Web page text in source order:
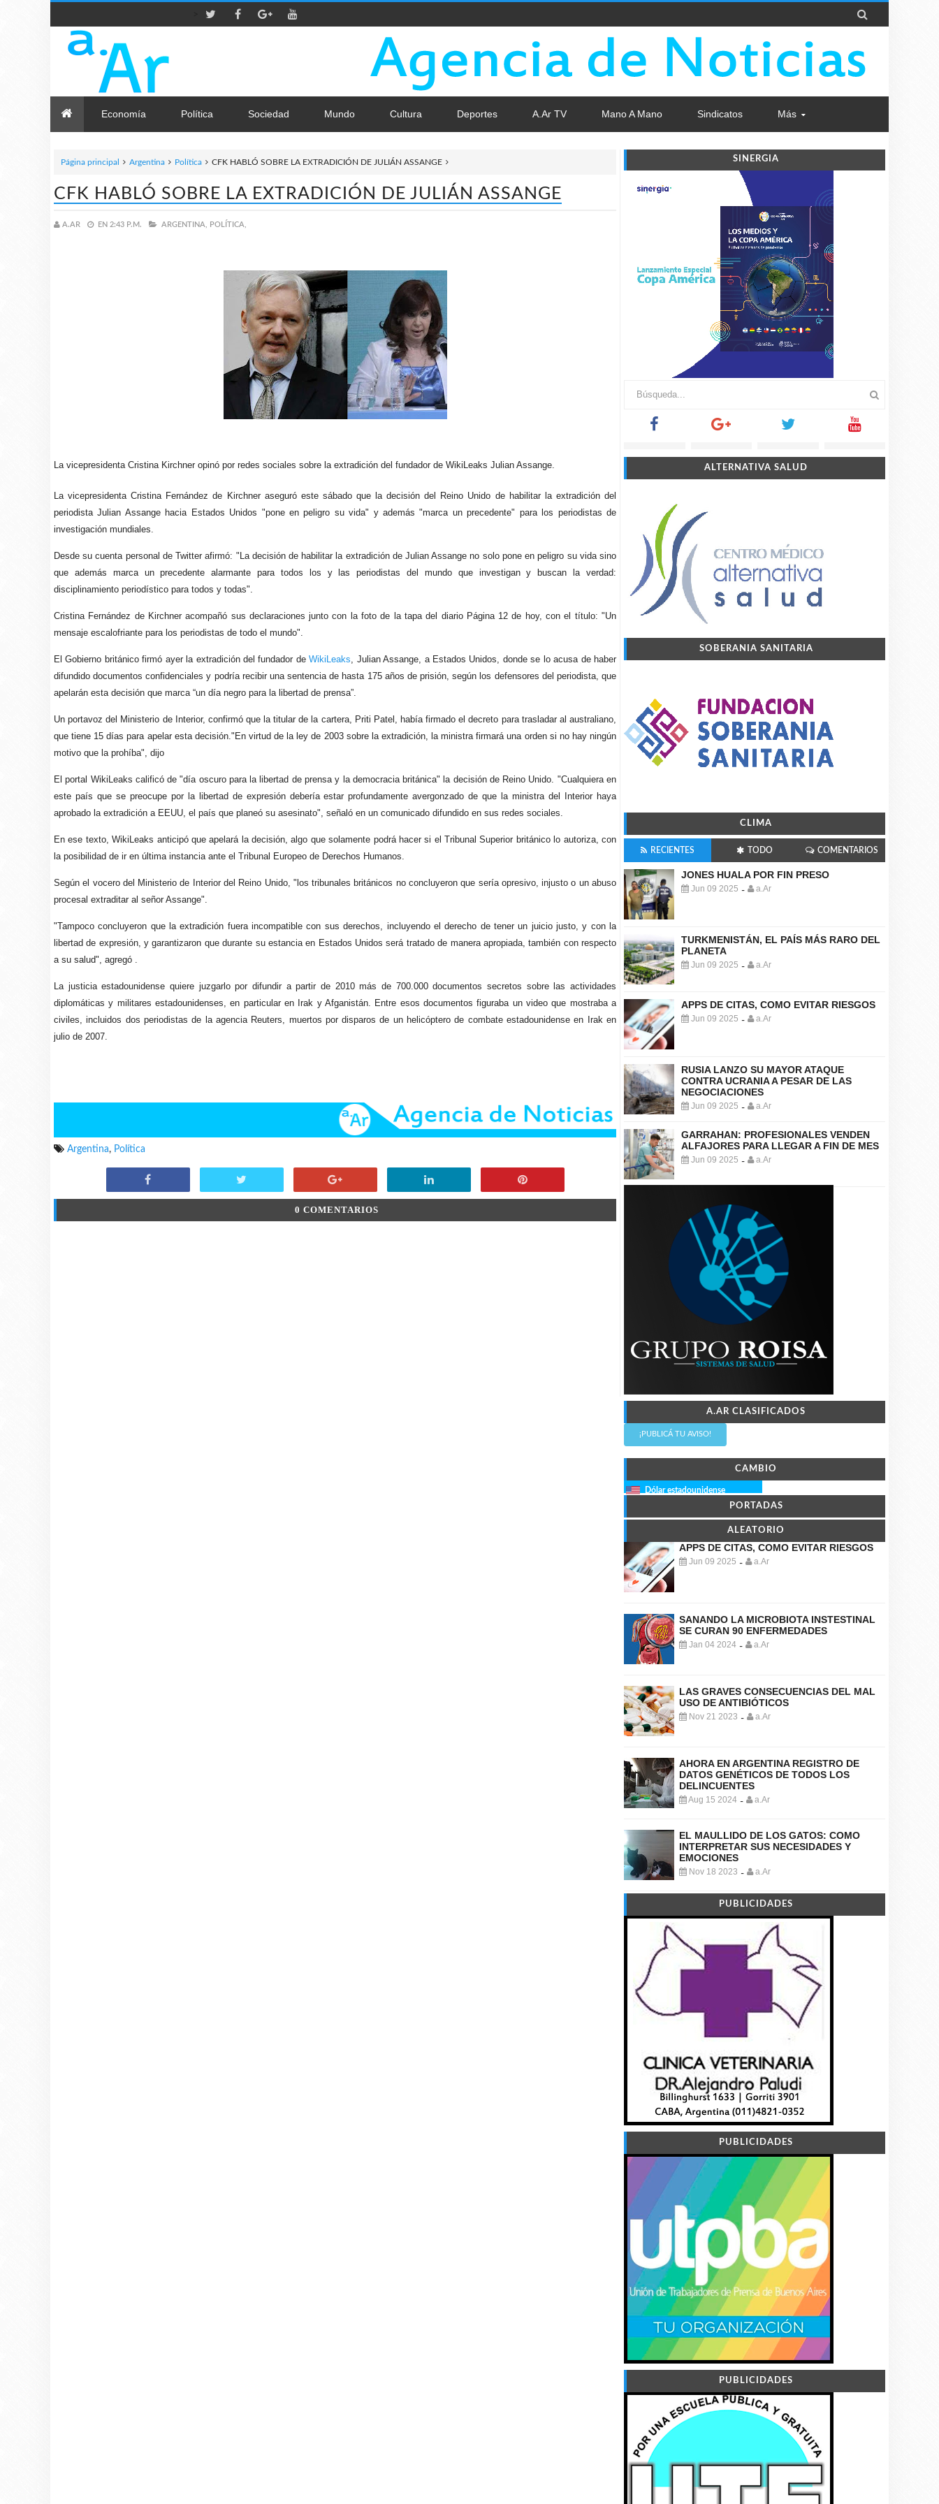

Economía Política Sociedad Mundo Cultura Deportes A.Ar TV Mano A Mano Sindicatos Más
Página principal Argentina Política CFK HABLÓ SOBRE LA EXTRADICIÓN DE JULIÁN ASSANGE
CFK HABLÓ SOBRE LA EXTRADICIÓN DE JULIÁN ASSANGE
A.AR EN 2:43 P.M. ARGENTINA, POLÍTICA,
La vicepresidenta Cristina Kirchner opinó por redes sociales sobre la extradición del fundador de WikiLeaks Julian Assange.
La vicepresidenta Cristina Fernández de Kirchner aseguró este sábado que la decisión del Reino Unido de habilitar la extradición del
periodista Julian Assange hacia Estados Unidos "pone en peligro su vida" y además "marca un precedente" para los periodistas de
investigación mundiales.
Desde su cuenta personal de Twitter afirmó: "La decisión de habilitar la extradición de Julian Assange no solo pone en peligro su vida sino
que además marca un precedente alarmante para todos los y las periodistas del mundo que investigan y buscan la verdad:
disciplinamiento periodístico para todos y todas".
Cristina Fernández de Kirchner acompañó sus declaraciones junto con la foto de la tapa del diario Página 12 de hoy, con el título: "Un
mensaje escalofriante para los periodistas de todo el mundo".
El Gobierno británico firmó ayer la extradición del fundador deWikiLeaks, Julian Assange, a Estados Unidos, donde se lo acusa de haber
difundido documentos confidenciales y podría recibir una sentencia de hasta 175 años de prisión, según los defensores del periodista, que
apelarán esta decisión que marca “un día negro para la libertad de prensa”.
Un portavoz del Ministerio de Interior, confirmó que la titular de la cartera, Priti Patel, había firmado el decreto para trasladar al australiano,
que tiene 15 días para apelar esta decisión."En virtud de la ley de 2003 sobre la extradición, la ministra firmará una orden si no hay ningún
motivo que la prohíba", dijo
El portal WikiLeaks calificó de "día oscuro para la libertad de prensa y la democracia británica" la decisión de Reino Unido. "Cualquiera en
este país que se preocupe por la libertad de expresión debería estar profundamente avergonzado de que la ministra del Interior haya
aprobado la extradición a EEUU, el país que planeó su asesinato", señaló en un comunicado difundido en sus redes sociales.
En ese texto, WikiLeaks anticipó que apelará la decisión, algo que solamente podrá hacer si el Tribunal Superior británico lo autoriza, con
la posibilidad de ir en última instancia ante el Tribunal Europeo de Derechos Humanos.
Según el vocero del Ministerio de Interior del Reino Unido, "los tribunales británicos no concluyeron que sería opresivo, injusto o un abuso
procesal extraditar al señor Assange".
"Tampoco concluyeron que la extradición fuera incompatible con sus derechos, incluyendo el derecho de tener un juicio justo, y con la
libertad de expresión, y garantizaron que durante su estancia en Estados Unidos será tratado de manera apropiada, también con respecto
a su salud", agregó .
La justicia estadounidense quiere juzgarlo por difundir a partir de 2010 más de 700.000 documentos secretos sobre las actividades
diplomáticas y militares estadounidenses, en particular en Irak y Afganistán. Entre esos documentos figuraba un video que mostraba a
civiles, incluidos dos periodistas de la agencia Reuters, muertos por disparos de un helicóptero de combate estadounidense en Irak en
julio de 2007.
Argentina, Política
0 COMENTARIOS
SINERGIA
ALTERNATIVA SALUD
SOBERANIA SANITARIA
CLIMA
RECIENTES TODO COMENTARIOS
JONES HUALA POR FIN PRESO
Jun 09 2025 - a.Ar
TURKMENISTÁN, EL PAÍS MÁS RARO DEL
PLANETA
Jun 09 2025 - a.Ar
APPS DE CITAS, COMO EVITAR RIESGOS
Jun 09 2025 - a.Ar
RUSIA LANZO SU MAYOR ATAQUE
CONTRA UCRANIA A PESAR DE LAS
NEGOCIACIONES
Jun 09 2025 - a.Ar
GARRAHAN: PROFESIONALES VENDEN
ALFAJORES PARA LLEGAR A FIN DE MES
Jun 09 2025 - a.Ar
A.AR CLASIFICADOS
¡PUBLICÁ TU AVISO!
CAMBIO
Dólar estadounidense
PORTADAS
ALEATORIO
APPS DE CITAS, COMO EVITAR RIESGOS
Jun 09 2025 - a.Ar
SANANDO LA MICROBIOTA INSTESTINAL
SE CURAN 90 ENFERMEDADES
Jan 04 2024 - a.Ar
LAS GRAVES CONSECUENCIAS DEL MAL
USO DE ANTIBIÓTICOS
Nov 21 2023 - a.Ar
AHORA EN ARGENTINA REGISTRO DE
DATOS GENÉTICOS DE TODOS LOS
DELINCUENTES
Aug 15 2024 - a.Ar
EL MAULLIDO DE LOS GATOS: COMO
INTERPRETAR SUS NECESIDADES Y
EMOCIONES
Nov 18 2023 - a.Ar
PUBLICIDADES
PUBLICIDADES
PUBLICIDADES